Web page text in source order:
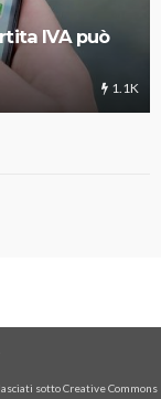
IVA può
1.1K
sotto Creative Commons